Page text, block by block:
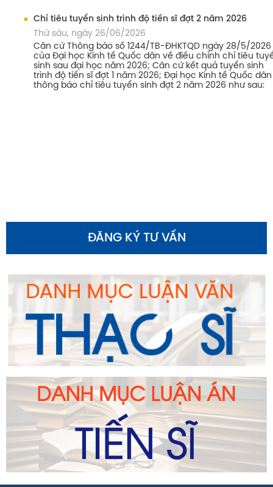
Chỉ tiêu tuyển sinh trình độ tiến sĩ đợt 2 năm 2026
Thứ sáu, ngày 26/06/2026
Căn cứ Thông báo số 1244/TB-ĐHKTQD ngày 28/5/2026
của Đại học Kinh tế Quốc dân về điều chỉnh chỉ tiêu
sinh sau đại học năm 2026; Căn cứ kết quả tuyển sinh
trình độ tiến sĩ đợt 1 năm 2026; Đại học Kinh tế Quốc dân
thông báo chỉ tiêu tuyển sinh đợt 2 năm 2026 như sau:
ĐĂNG KÝ TƯ VẤN